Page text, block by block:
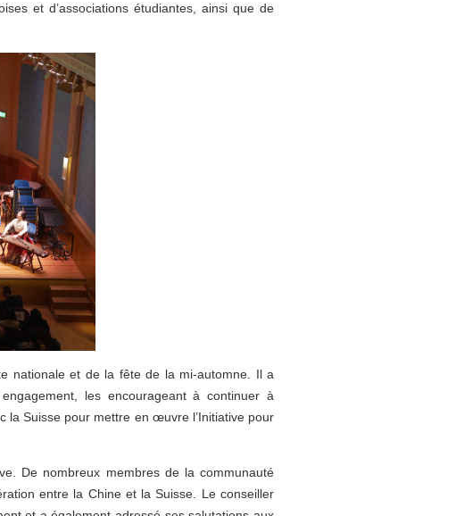
et d’associations étudiantes, ainsi que de
nationale et de la fête de la mi-automne. Il a
les encourageant à continuer à
la Suisse pour mettre en œuvre l’Initiative pour
De nombreux membres de la communauté
entre la Chine et la Suisse. Le conseiller